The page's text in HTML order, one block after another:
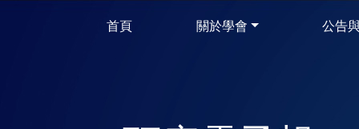
首頁 關於學會 公告